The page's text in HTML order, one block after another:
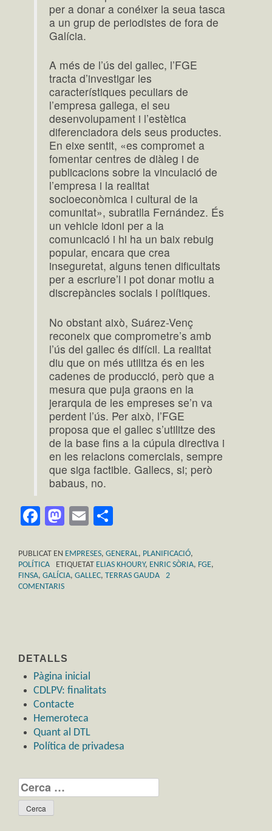
per a donar a conéixer la seua tasca
a un grup de periodistes de fora de
Galícia.
A més de l’ús del gallec, l’FGE
tracta d’investigar les
característiques peculiars de
l’empresa gallega, el seu
desenvolupament i l’estètica
diferenciadora dels seus productes.
En eixe sentit, «es compromet a
fomentar centres de diàleg i de
publicacions sobre la vinculació de
l’empresa i la realitat
socioeconòmica i cultural de la
comunitat», subratlla Fernández. És
un vehicle idoni per a la
comunicació i hi ha un baix rebuig
popular, encara que crea
inseguretat, alguns tenen dificultats
per a escriure’l i pot donar motiu a
discrepàncies socials i polítiques.
No obstant això, Suárez-Venç
reconeix que comprometre’s amb
l’ús del gallec és difícil. La realitat
diu que on més utilitza és en les
cadenes de producció, però que a
mesura que puja graons en la
jerarquia de les empreses se’n va
perdent l’ús. Per això, l’FGE
proposa que el gallec s’utilitze des
de la base fins a la cúpula directiva i
en les relacions comercials, sempre
que siga factible. Gallecs, si; però
babaus, no.
Facebook
Mastodon
Email
PUBLICAT EN EMPRESES, GENERAL, PLANIFICACIÓ,
POLÍTICA
ETIQUETAT ELIAS KHOURY, ENRIC SÒRIA, FGE,
FINSA, GALÍCIA, GALLEC, TERRAS GAUDA
2
COMENTARIS
DETALLS
Pàgina inicial
CDLPV: finalitats
Contacte
Hemeroteca
Quant al DTL
Política de privadesa
Cerca: